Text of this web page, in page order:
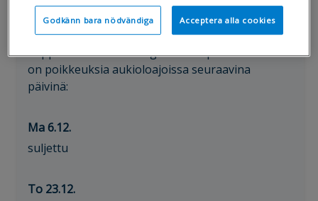
Hyvä asiakkaamme,
Loppuvuonna Visma Sign asiakaspalvelussamme
on poikkeuksia aukioloajoissa seuraavina
päivinä:
Ma 6.12.
suljettu
To 23.12.
Godkänn bara nödvändiga Acceptera alla cookies